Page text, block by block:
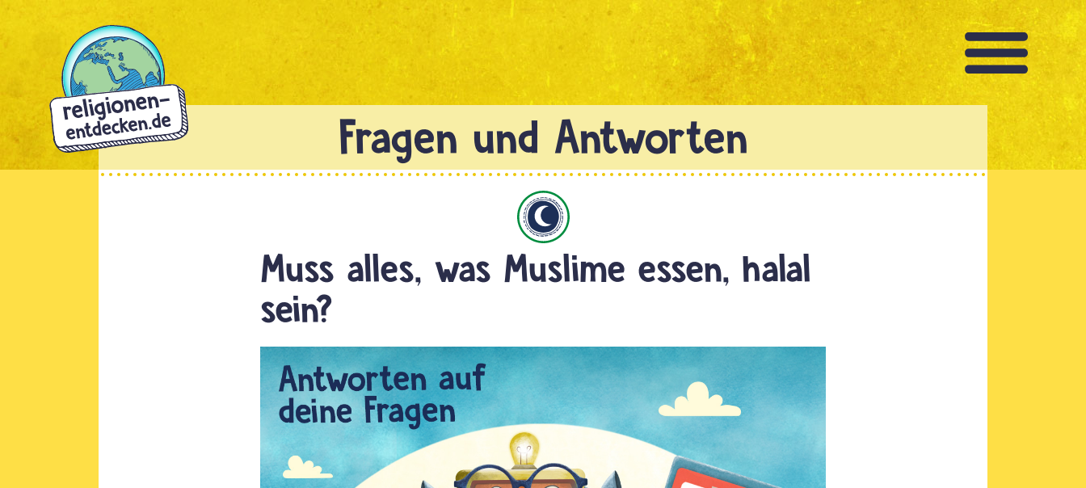
Direkt
Muss alles, was Muslime essen, halal
sein?